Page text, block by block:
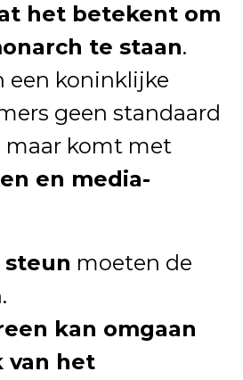
het betekent om
te staan.
een koninklijke
geen standaard
maar komt met
en media-
steun moeten de
kan omgaan
van het